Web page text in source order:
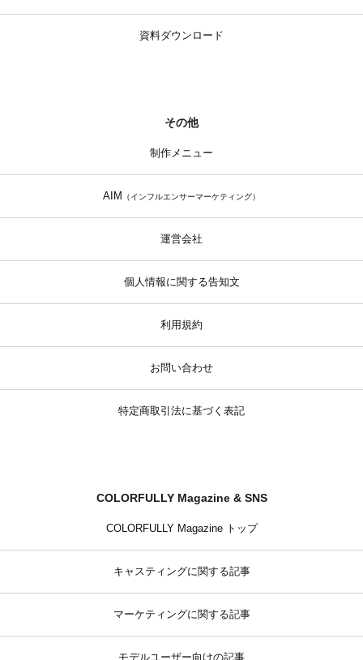
資料ダウンロード
その他
制作メニュー
AIM （インフルエンサーマーケティング）
運営会社
個人情報に関する告知文
利用規約
お問い合わせ
特定商取引法に基づく表記
COLORFULLY Magazine & SNS
COLORFULLY Magazine トップ
キャスティングに関する記事
マーケティングに関する記事